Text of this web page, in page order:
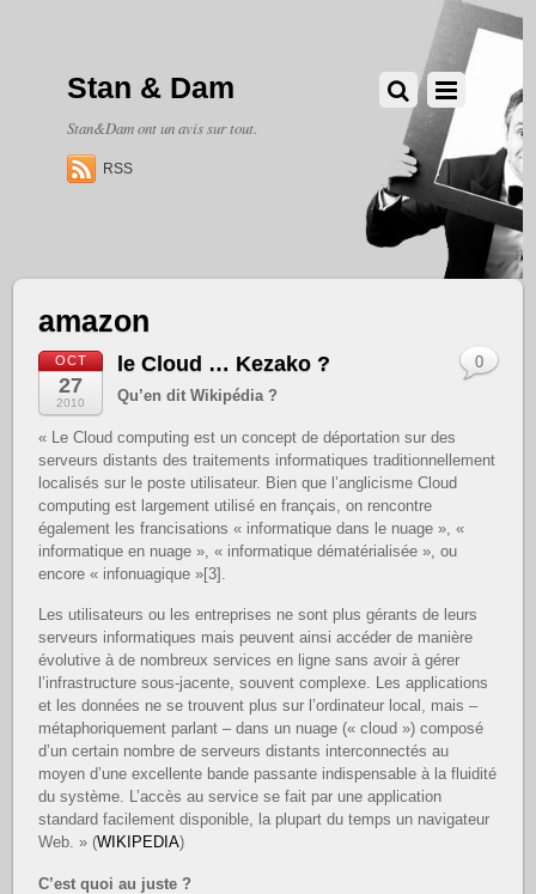
Stan & Dam
Stan&Dam ont un avis sur tout.
RSS
amazon
OCT
27
2010
le Cloud … Kezako ?
Qu’en dit Wikipédia ?
« Le Cloud computing est un concept de déportation sur des
serveurs distants des traitements informatiques traditionnellement
localisés sur le poste utilisateur. Bien que l’anglicisme Cloud
computing est largement utilisé en français, on rencontre
également les francisations « informatique dans le nuage », «
informatique en nuage », « informatique dématérialisée », ou
encore « infonuagique »[3].
Les utilisateurs ou les entreprises ne sont plus gérants de leurs
serveurs informatiques mais peuvent ainsi accéder de manière
évolutive à de nombreux services en ligne sans avoir à gérer
l’infrastructure sous-jacente, souvent complexe. Les applications
et les données ne se trouvent plus sur l’ordinateur local, mais –
métaphoriquement parlant – dans un nuage (« cloud ») composé
d’un certain nombre de serveurs distants interconnectés au
moyen d’une excellente bande passante indispensable à la fluidité
du système. L’accès au service se fait par une application
standard facilement disponible, la plupart du temps un navigateur
Web. » (WIKIPEDIA)
C’est quoi au juste ?
0